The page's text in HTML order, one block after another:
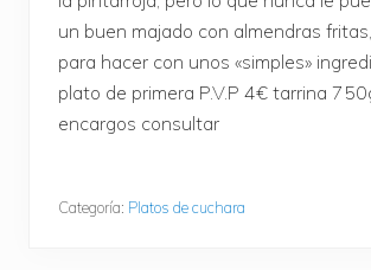
un buen majado con almendras
para hacer con unos «simples»
plato de primera P.V.P 4€ tarrina
encargos consultar
Categoría: Platos de cuchara